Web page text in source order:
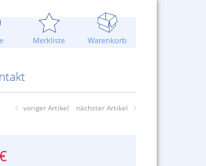
Merkliste Warenkorb
u.v.m.
voriger Artikel nächster Artikel